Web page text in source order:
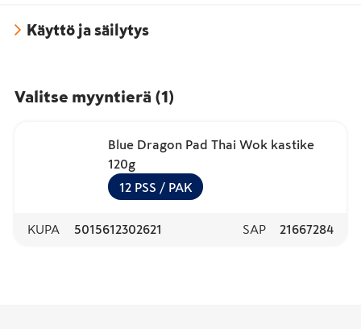
Käyttö ja säilytys
Valitse myyntierä (1 )
Blue Dragon Pad Thai Wok kastike
120g
12 PSS / PAK
KUPA 5015612302621 SAP 21667284